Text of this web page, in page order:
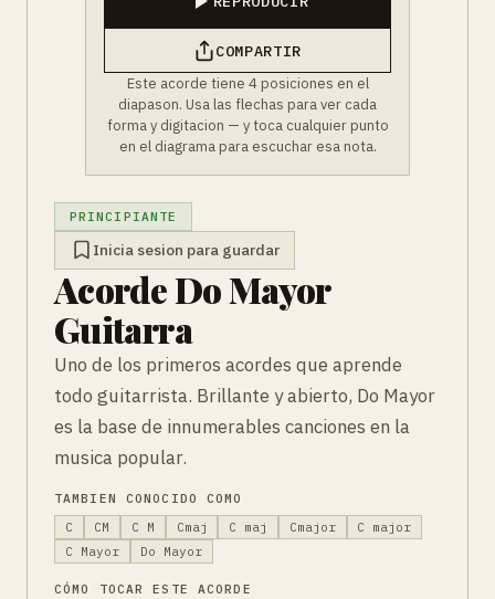
COMPARTIR
Este acorde tiene 4 posiciones en el
diapason. Usa las flechas para ver cada
forma y digitacion — y toca cualquier punto
en el diagrama para escuchar esa nota.
PRINCIPIANTE
Inicia sesion para guardar
Acorde Do Mayor
Guitarra
Uno de los primeros acordes que aprende
todo guitarrista. Brillante y abierto, Do Mayor
es la base de innumerables canciones en la
musica popular.
TAMBIEN CONOCIDO COMO
C
CM C M Cmaj C maj Cmajor
C major
C Mayor
Do Mayor
CÓMO TOCAR ESTE ACORDE